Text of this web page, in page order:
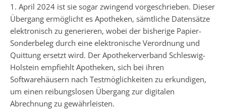
1. April 2024 ist sie sogar zwingend vorgeschrieben. Dieser
Übergang ermöglicht es Apotheken, sämtliche Datensätze
elektronisch zu generieren, wobei der bisherige Papier-
Sonderbeleg durch eine elektronische Verordnung und
Quittung ersetzt wird. Der Apothekerverband Schleswig-
Holstein empfiehlt Apotheken, sich bei ihren
Softwarehäusern nach Testmöglichkeiten zu erkundigen,
um einen reibungslosen Übergang zur digitalen
Abrechnung zu gewährleisten.